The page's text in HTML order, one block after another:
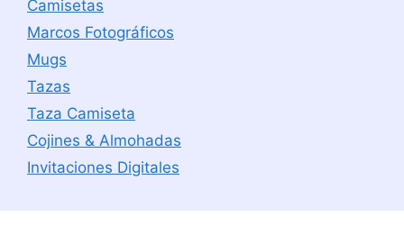
Camisetas
Marcos Fotográficos
Mugs
Tazas
Taza Camiseta
Cojines & Almohadas
Invitaciones Digitales